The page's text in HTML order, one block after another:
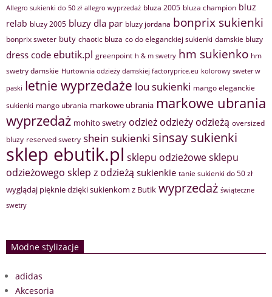
Allegro sukienki do 50 zł allegro wyprzedaż bluza 2005 bluza champion bluz
relab bluzy 2005 bluzy dla par bluzy jordana bonprix sukienki
bonprix sweter buty chaotic bluza co do eleganckiej sukienki damskie bluzy
dress code ebutik.pl greenpoint h & m swetry hm sukienko hm
swetry damskie Hurtownia odzieży damskiej factoryprice.eu kolorowy sweter w
paski letnie wyprzedaże lou sukienki mango eleganckie
sukienki mango ubrania markowe ubrania markowe ubrania
wyprzedaż mohito swetry odzież odzieży odzieżą oversized
bluzy reserved swetry shein sukienki sinsay sukienki
sklep ebutik.pl sklepu odzieżowesklepu
odzieżowego sklep z odzieżą sukienkie tanie sukienki do 50 zł
wyglądaj pięknie dzięki sukienkom z Butik wyprzedaż świąteczne
swetry
Modne stylizacje
adidas
Akcesoria